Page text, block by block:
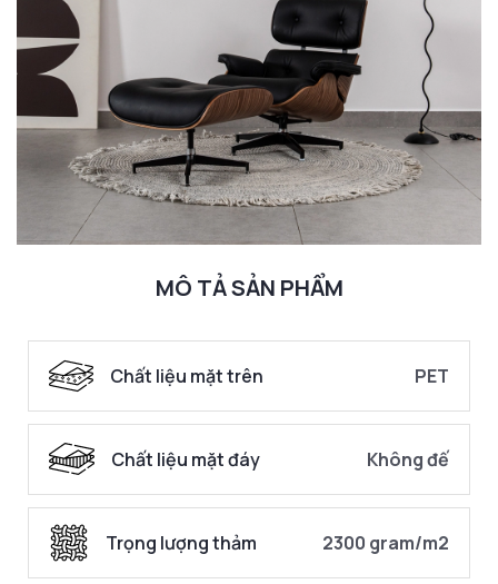
MÔ TẢ SẢN PHẨM
Chất liệu mặt trên PET
Chất liệu mặt đáy Không đế
Trọng lượng thảm 2300 gram/m2